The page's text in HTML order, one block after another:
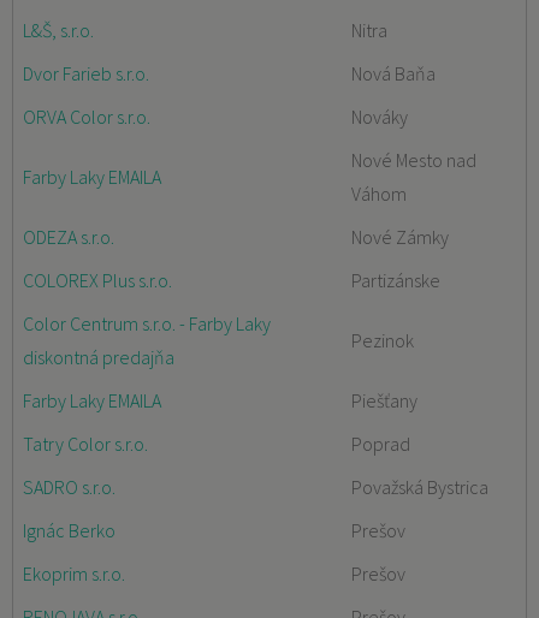
L&Š, s.r.o.
Nitra
Dvor Farieb s.r.o.
Nová Baňa
ORVA Color s.r.o.
Nováky
Farby Laky EMAILA
Nové Mesto nad
Váhom
ODEZA s.r.o.
Nové Zámky
COLOREX Plus s.r.o.
Partizánske
Color Centrum s.r.o. - Farby Laky
diskontná predajňa
Pezinok
Farby Laky EMAILA
Piešťany
Tatry Color s.r.o.
Poprad
SADRO s.r.o.
Považská Bystrica
Ignác Berko
Prešov
Ekoprim s.r.o.
Prešov